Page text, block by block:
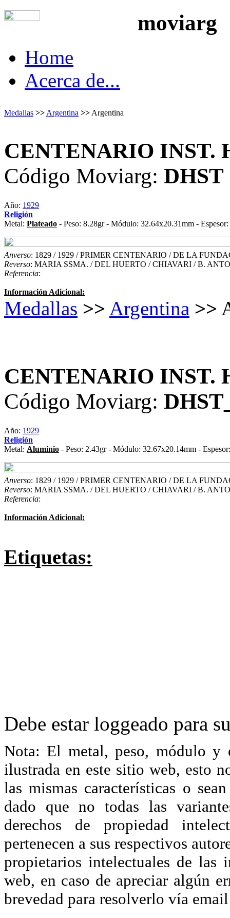
moviarg
Home
Acerca de...
Medallas >> Argentina >> Argentina
CENTENARIO INST.
Código Moviarg: DHST
Año: 1929
Religión
Metal: Plateado - Peso: 8.28gr - Módulo: 32.64x20.31mm -
Anverso: 1829 / 1929 / PRIMER CENTENARIO / DE LA
Reverso: MARIA SSMA. / DEL HUERTO / CHIAVARI / B.
Referencia:
Información Adicional:
Medallas >> Argentina >>
CENTENARIO INST.
Código Moviarg:
Año: 1929
Religión
Metal: Aluminio - Peso: 2.43gr - Módulo: 32.67x20.14mm -
Anverso: 1829 / 1929 / PRIMER CENTENARIO / DE LA
Reverso: MARIA SSMA. / DEL HUERTO / CHIAVARI / B.
Referencia:
Información Adicional:
Etiquetas:
Debe estar loggeado para
Nota: El metal, peso, módulo y
ilustrada en este sitio web, esto
las mismas características o
dado que no todas las
derechos de propiedad
pertenecen a sus respectivos
propietarios intelectuales de las
web, en caso de apreciar algún
brevedad para resolverlo vía